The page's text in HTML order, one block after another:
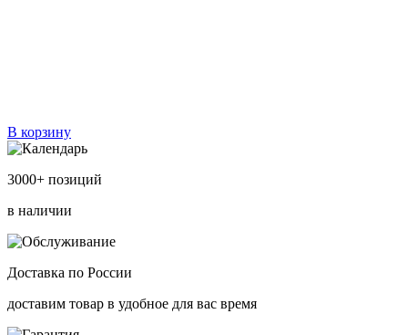
В корзину
3000+ позиций
в наличии
Доставка по России
доставим товар в удобное для вас время